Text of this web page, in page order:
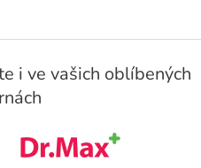
i ve vašich oblíbených